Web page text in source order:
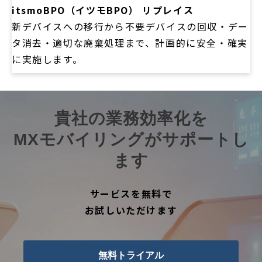
itsmoBPO（イツモBPO） リプレイス
新デバイスへの移行から不要デバイスの回収・デー
タ消去・適切な廃棄処理まで、計画的に安全・確実
に実施します。
貴社の業務効率化を
MXモバイリングがサポートし
ます
サービスを無料で
お試しいただけます
無料トライアル